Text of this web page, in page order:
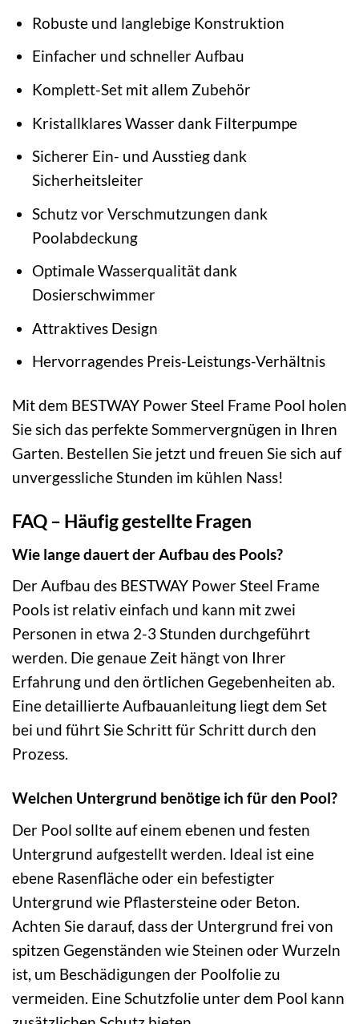
Robuste und langlebige Konstruktion
Einfacher und schneller Aufbau
Komplett-Set mit allem Zubehör
Kristallklares Wasser dank Filterpumpe
Sicherer Ein- und Ausstieg dank
Sicherheitsleiter
Schutz vor Verschmutzungen dank
Poolabdeckung
Optimale Wasserqualität dank
Dosierschwimmer
Attraktives Design
Hervorragendes Preis-Leistungs-Verhältnis
Mit dem BESTWAY Power Steel Frame Pool holen
Sie sich das perfekte Sommervergnügen in Ihren
Garten. Bestellen Sie jetzt und freuen Sie sich auf
unvergessliche Stunden im kühlen Nass!
FAQ – Häufig gestellte Fragen
Wie lange dauert der Aufbau des Pools?
Der Aufbau des BESTWAY Power Steel Frame
Pools ist relativ einfach und kann mit zwei
Personen in etwa 2-3 Stunden durchgeführt
werden. Die genaue Zeit hängt von Ihrer
Erfahrung und den örtlichen Gegebenheiten ab.
Eine detaillierte Aufbauanleitung liegt dem Set
bei und führt Sie Schritt für Schritt durch den
Prozess.
Welchen Untergrund benötige ich für den Pool?
Der Pool sollte auf einem ebenen und festen
Untergrund aufgestellt werden. Ideal ist eine
ebene Rasenfläche oder ein befestigter
Untergrund wie Pflastersteine oder Beton.
Achten Sie darauf, dass der Untergrund frei von
spitzen Gegenständen wie Steinen oder Wurzeln
ist, um Beschädigungen der Poolfolie zu
vermeiden. Eine Schutzfolie unter dem Pool kann